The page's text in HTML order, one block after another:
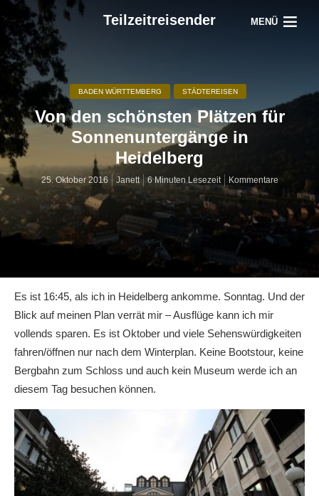
Teilzeitreisender MENÜ
BADEN WÜRTTEMBERG STÄDTEREISEN
Von den schönsten Plätzen für
Sonnenuntergänge in
Heidelberg
25. Oktober 2016 Janett 6 Minuten Lesezeit Kommentare
Es ist 16:45, als ich in Heidelberg ankomme. Sonntag. Und der
Blick auf meinen Plan verrät mir – Ausflüge kann ich mir
vollends sparen. Es ist Oktober und viele Sehenswürdigkeiten
fahren/öffnen nur nach dem Winterplan. Keine Bootstour, keine
Bergbahn zum Schloss und auch kein Museum werde ich an
diesem Tag besuchen können.